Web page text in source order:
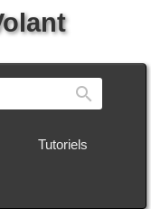
Tutoriels